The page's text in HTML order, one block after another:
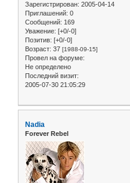
Зарегистрирован: 2005-04-14
Приглашений: 0
Сообщений: 169
Уважение: [+0/-0]
Позитив: [+0/-0]
Возраст: 37 [1988-09-15]
Провел на форуме:
Не определено
Последний визит:
2005-07-30 21:05:29
Nadia
Forever Rebel